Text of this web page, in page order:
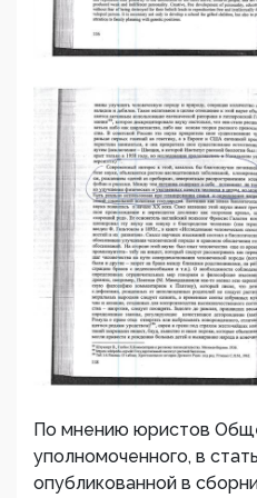
По мнению юристов
уполномоченного, в
опубликованной в